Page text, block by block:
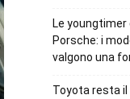
Le youngtimer
Porsche: i
valgono una
Toyota resta